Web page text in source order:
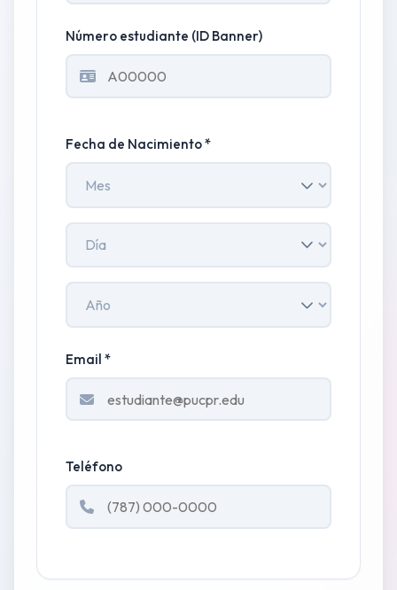
Número estudiante (ID Banner)
Fecha de Nacimiento *
Email *
Teléfono